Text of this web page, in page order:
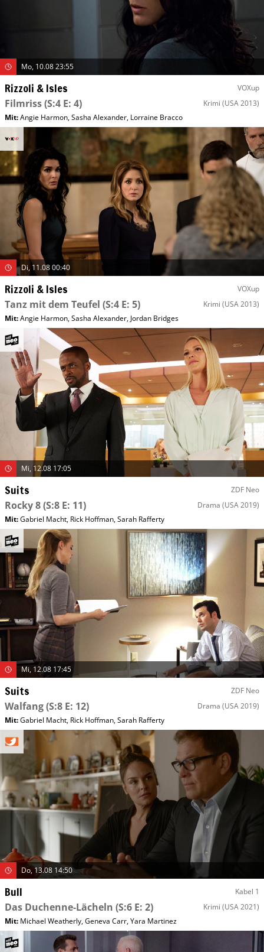
Mo, 10.08 23:55
Rizzoli & Isles VOXup
Filmriss(S:4 E: 4) Krimi (USA 2013)
Mit:Angie Harmon,Sasha Alexander, Lorraine Bracco
Di, 11.08 00:40
Rizzoli & Isles VOXup
Tanz mit dem Teufel (S:4 E: 5) Krimi (USA 2013)
Mit:Angie Harmon,Sasha Alexander, Jordan Bridges
Mi, 12.08 17:05
Suits ZDF Neo
Rocky 8(S:8 E: 11) Drama (USA 2019)
Mit:Gabriel Macht, Rick Hoffman,Sarah Rafferty
Mi, 12.08 17:45
Suits ZDF Neo
Walfang(S:8 E: 12) Drama (USA 2019)
Mit:Gabriel Macht, Rick Hoffman,Sarah Rafferty
Do, 13.08 14:50
Bull Kabel 1
Das Duchenne-Lächeln (S:6 E: 2) Krimi (USA 2021)
Mit: Michael Weatherly,Geneva Carr,Yara Martinez